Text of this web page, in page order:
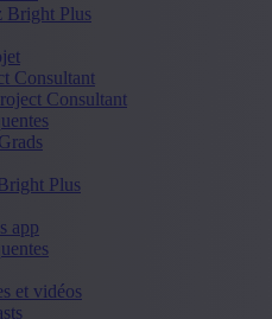
Bright Plus
Consultant
Consultant
Plus
app
et vidéos